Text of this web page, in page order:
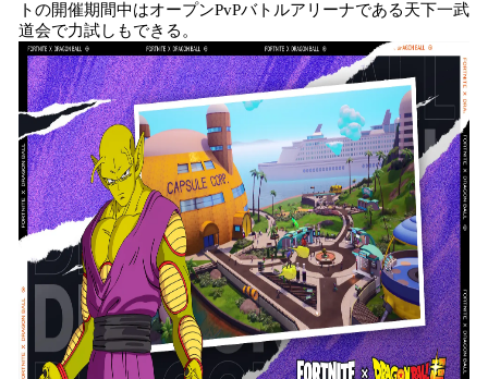
トの開催期間中はオープンPvPバトルアリーナである天下一武
道会で力試しもできる。